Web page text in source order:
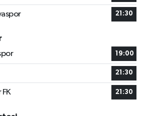
21:30
19:00
21:30
21:30